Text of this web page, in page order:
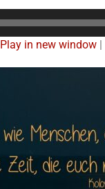
Play in new window|